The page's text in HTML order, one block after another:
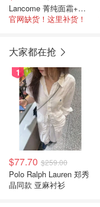
Lancome 菁纯面霜+小样+玫瑰水套装
官网缺货！这里补货！
大家都在抢
1
$77.70 $259.00
Polo Ralph Lauren 郑秀
晶同款 亚麻衬衫